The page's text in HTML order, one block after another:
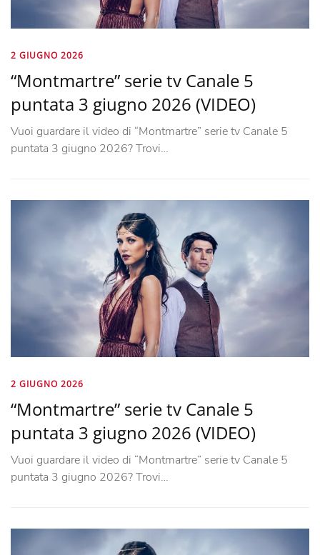
2 GIUGNO 2026
“Montmartre” serie tv Canale 5
puntata 3 giugno 2026 (VIDEO)
Vuoi guardare il video di “Montmartre” serie tv Canale 5
puntata 3 giugno 2026? Trovi…
2 GIUGNO 2026
“Montmartre” serie tv Canale 5
puntata 3 giugno 2026 (VIDEO)
Vuoi guardare il video di “Montmartre” serie tv Canale 5
puntata 3 giugno 2026? Trovi…